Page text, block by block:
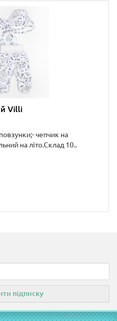
Villi
чепчик на
на літо.Склад 10..
підписку